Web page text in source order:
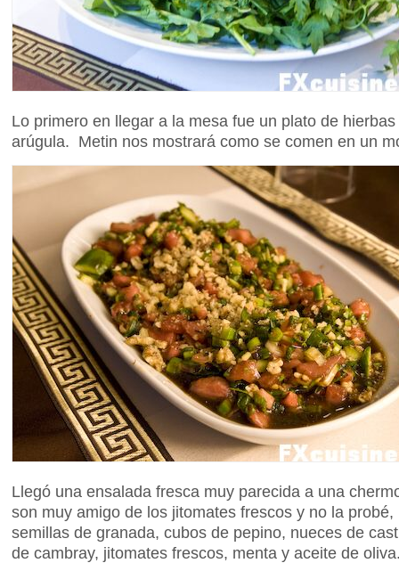
Lo primero en llegar a la mesa fue un plato de
arúgula. Metin nos mostrará como se comen en un
Llegó una ensalada fresca muy parecida a una
son muy amigo de los jitomates frescos y no la
semillas de granada, cubos de pepino, nueces de
de cambray, jitomates frescos, menta y aceite de